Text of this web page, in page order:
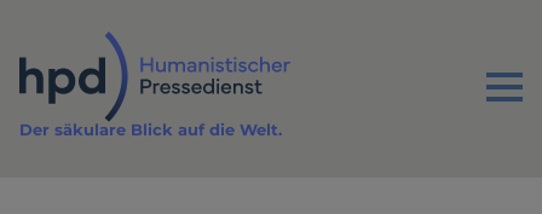
Inhalt
Menu
Der säkulare Blick auf die Welt.